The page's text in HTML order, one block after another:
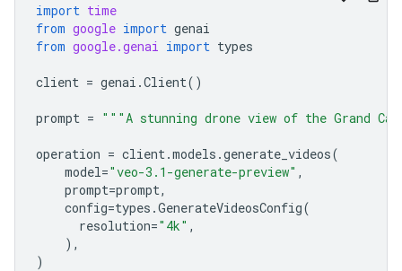
import time
from google import genai
from google.genai import types
client = genai .Client()
prompt = """A stunning drone view of the Grand
operation = client.models .generate_videos(
model="veo-3.1-generate-preview" ,
prompt=prompt,
config=types .GenerateVideosConfig(
resolution="4k" ,
),
)